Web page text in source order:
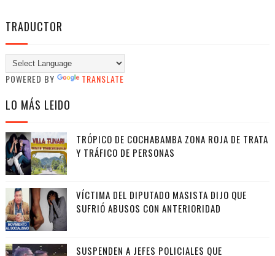
TRADUCTOR
POWERED BY TRANSLATE
LO MÁS LEIDO
TRÓPICO DE COCHABAMBA ZONA ROJA DE TRATA
Y TRÁFICO DE PERSONAS
VÍCTIMA DEL DIPUTADO MASISTA DIJO QUE
SUFRIÓ ABUSOS CON ANTERIORIDAD
SUSPENDEN A JEFES POLICIALES QUE